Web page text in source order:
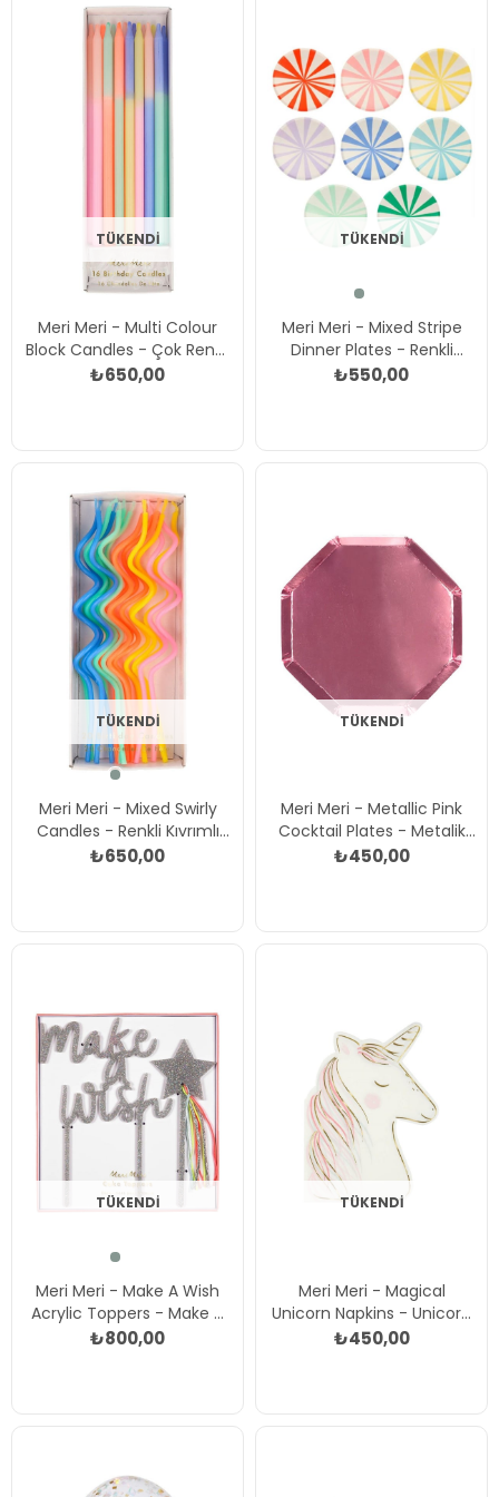
TÜKENDI
Meri Meri - Multi Colour
Block Candles - Çok Renkli
Blok Mumlar Çok Renkli
₺650,00
TÜKENDI
Meri Meri - Mixed Stripe
Dinner Plates - Renkli
Çizgili Tabaklar - L - 8'li
₺550,00
TÜKENDI
Meri Meri - Mixed Swirly
Candles - Renkli Kıvrımlı
Mumlar - 20'li Çok Renkli
₺650,00
TÜKENDI
Meri Meri - Metallic Pink
Cocktail Plates - Metalik
Pembe Kokteyl Tabakları -
₺450,00
TÜKENDI
Meri Meri - Make A Wish
Acrylic Toppers - Make A
Wish Akrilik Pasta Süsü Çok
₺800,00
TÜKENDI
Meri Meri - Magical
Unicorn Napkins - Unicorn
Peçete - L Çok Renkli
₺450,00